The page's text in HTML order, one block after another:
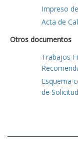
Impreso
Acta de
Otros documentos
Trabajos
Esquema
de